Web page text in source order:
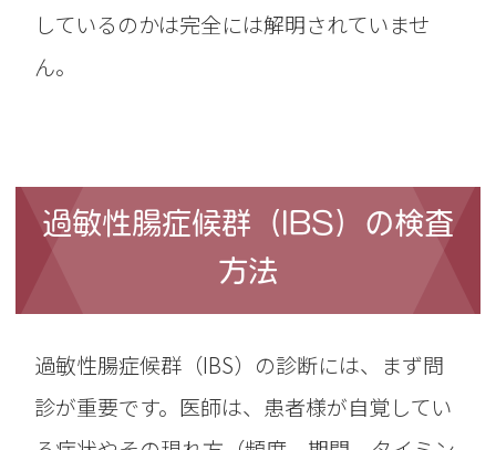
しているのかは完全には解明されていませ
ん。
過敏性腸症候群（IBS）の検査
方法
過敏性腸症候群（IBS）の診断には、まず問
診が重要です。医師は、患者様が自覚してい